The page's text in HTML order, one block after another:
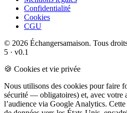
Confidentialité
Cookies
CGU
© 2026 Échangersamaison. Tous
5 · v0.1
🍪 Cookies et vie privée
Nous utilisons des cookies pour faire
sécurité — obligatoires) et, avec votre
l’audience via Google Analytics.